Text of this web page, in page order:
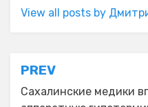
View all posts by
Навигация
по
PREV
Сахалинские медики